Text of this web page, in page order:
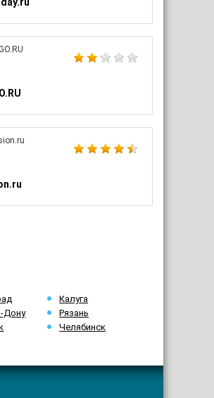
Калуга
Дону
Рязань
Челябинск